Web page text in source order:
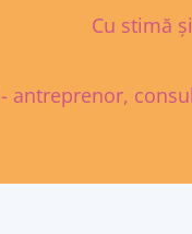
Cu stimă
- antreprenor,